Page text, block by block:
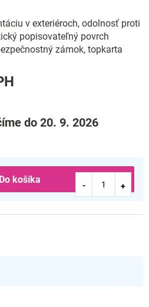
v exteriéroch, odolnosť proti
popisovateľný povrch
zámok, topkarta
do 20. 9. 2026
Do košíka